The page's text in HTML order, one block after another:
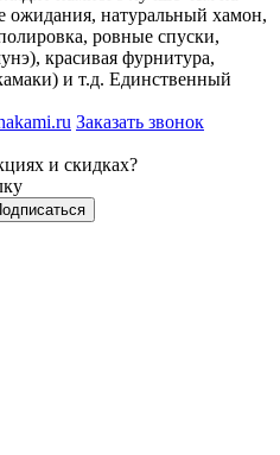
ожидания, натуральный хамон,
ровные спуски,
красивая фурнитура,
и т.д. Единственный
Заказать звонок
и скидках?